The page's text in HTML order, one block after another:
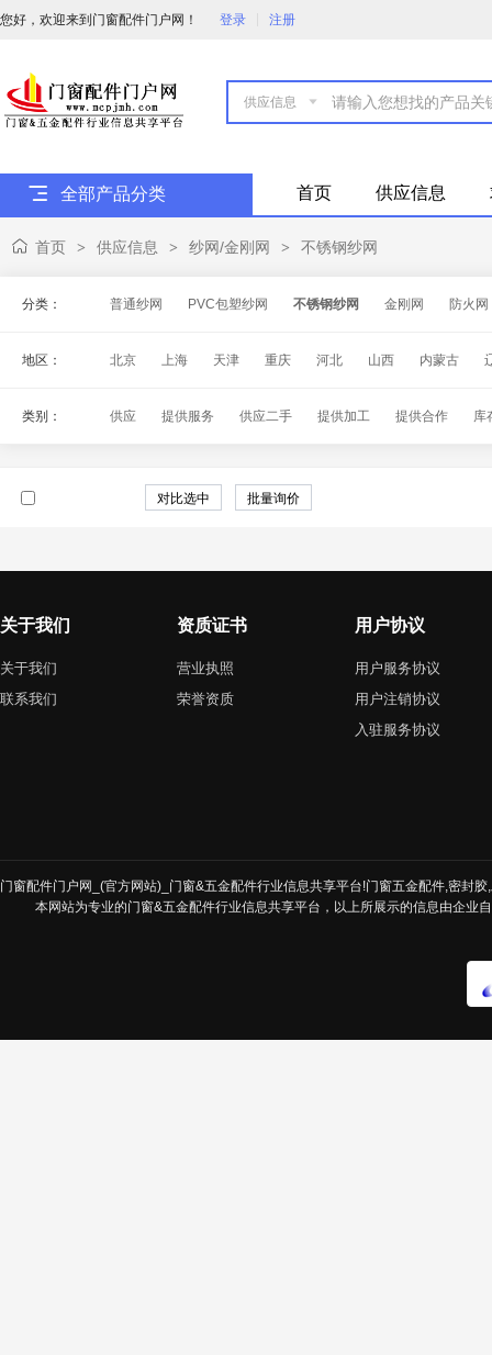
您好，欢迎来到门窗配件门户网！ 登录 注册

全部产品分类 首页 供应信息
首页 > 供应信息 > 纱网/金刚网 > 不锈钢纱网
分类： 普通纱网 PVC包塑纱网 不锈钢纱网 金刚网 防火网
地区： 北京 上海 天津 重庆 河北 山西 内蒙古
类别：
供应 提供服务 供应二手 提供加工 提供合作 库
关于我们
关于我们
联系我们
资质证书
营业执照
荣誉资质
用户协议
用户服务协议
用户注销协议
入驻服务协议
门窗配件门户网_(官方网站)_门窗&五金配件行业信息共享平台!门窗五金配件,密封
本网站为专业的门窗&五金配件行业信息共享平台，以上所展示的信息由企业